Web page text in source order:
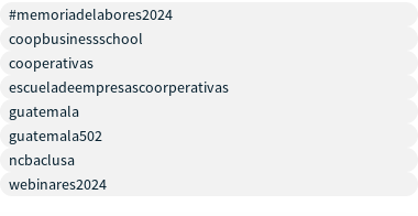
#memoriadelabores2024
coopbusinessschool
cooperativas
escueladeempresascoorperativas
guatemala
guatemala502
ncbaclusa
webinares2024